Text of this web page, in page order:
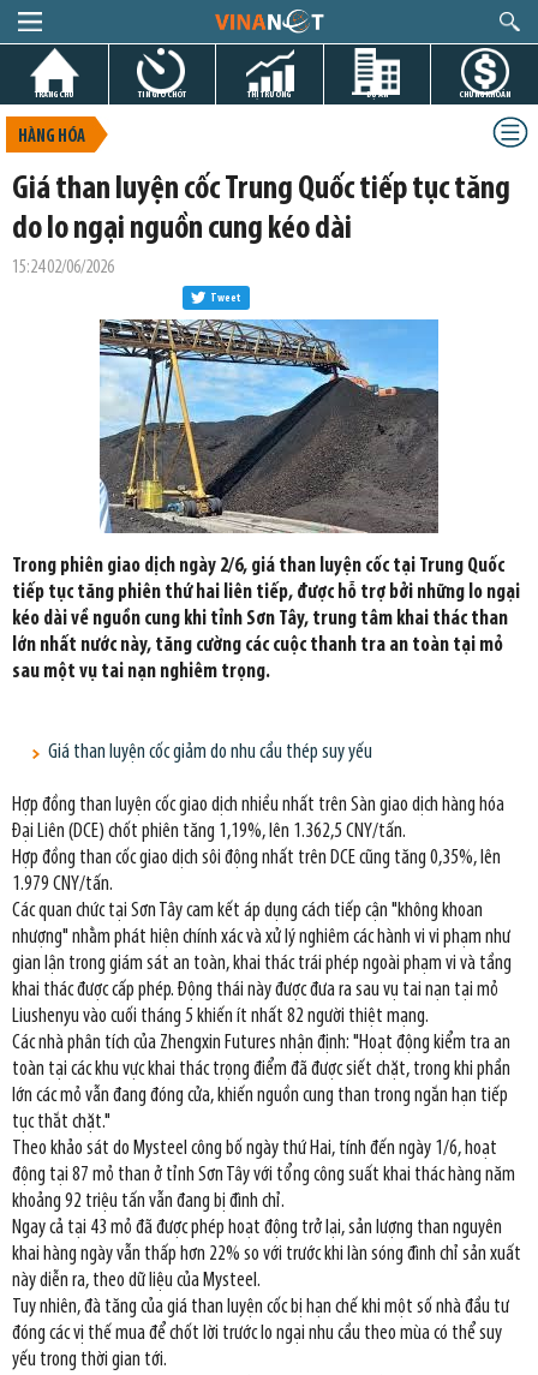
TRANG CHỦ TIN GIỜ CHÓT THỊ TRƯỜNG DỰ ÁN CHỨNG KHOÁN
HÀNG HÓA
Giá than luyện cốc Trung Quốc tiếp tục tăng
do lo ngại nguồn cung kéo dài
15:24 02/06/2026
Tweet
Trong phiên giao dịch ngày 2/6, giá than luyện cốc tại Trung Quốc
tiếp tục tăng phiên thứ hai liên tiếp, được hỗ trợ bởi những lo ngại
kéo dài về nguồn cung khi tỉnh Sơn Tây, trung tâm khai thác than
lớn nhất nước này, tăng cường các cuộc thanh tra an toàn tại mỏ
sau một vụ tai nạn nghiêm trọng.
Giá than luyện cốc giảm do nhu cầu thép suy yếu
Hợp đồng than luyện cốc giao dịch nhiều nhất trên Sàn giao dịch hàng hóa
Đại Liên (DCE) chốt phiên tăng 1,19%, lên 1.362,5 CNY/tấn.
Hợp đồng than cốc giao dịch sôi động nhất trên DCE cũng tăng 0,35%, lên
1.979 CNY/tấn.
Các quan chức tại Sơn Tây cam kết áp dụng cách tiếp cận "không khoan
nhượng" nhằm phát hiện chính xác và xử lý nghiêm các hành vi vi phạm như
gian lận trong giám sát an toàn, khai thác trái phép ngoài phạm vi và tầng
khai thác được cấp phép. Động thái này được đưa ra sau vụ tai nạn tại mỏ
Liushenyu vào cuối tháng 5 khiến ít nhất 82 người thiệt mạng.
Các nhà phân tích của Zhengxin Futures nhận định: "Hoạt động kiểm tra an
toàn tại các khu vực khai thác trọng điểm đã được siết chặt, trong khi phần
lớn các mỏ vẫn đang đóng cửa, khiến nguồn cung than trong ngắn hạn tiếp
tục thắt chặt."
Theo khảo sát do Mysteel công bố ngày thứ Hai, tính đến ngày 1/6, hoạt
động tại 87 mỏ than ở tỉnh Sơn Tây với tổng công suất khai thác hàng năm
khoảng 92 triệu tấn vẫn đang bị đình chỉ.
Ngay cả tại 43 mỏ đã được phép hoạt động trở lại, sản lượng than nguyên
khai hàng ngày vẫn thấp hơn 22% so với trước khi làn sóng đình chỉ sản xuất
này diễn ra, theo dữ liệu của Mysteel.
Tuy nhiên, đà tăng của giá than luyện cốc bị hạn chế khi một số nhà đầu tư
đóng các vị thế mua để chốt lời trước lo ngại nhu cầu theo mùa có thể suy
yếu trong thời gian tới.